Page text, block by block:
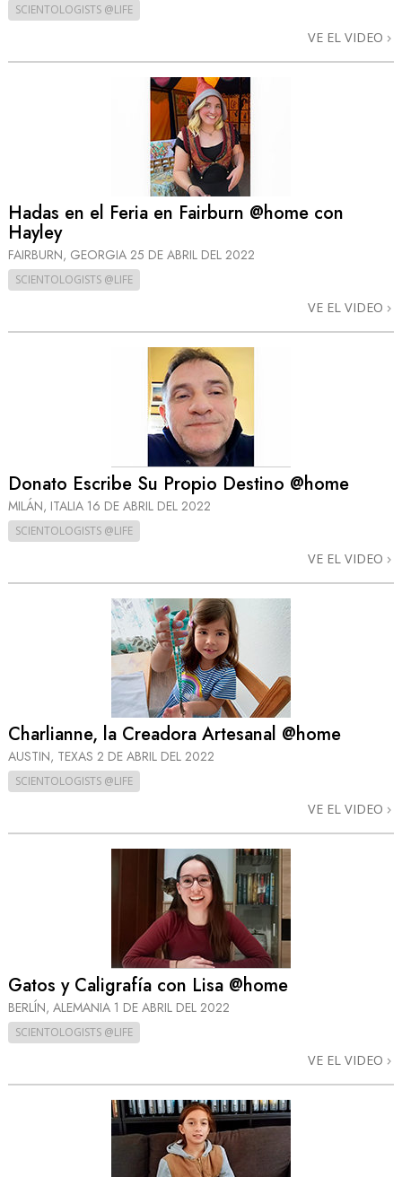
SCIENTOLOGISTS @LIFE
VE EL VIDEO
Hadas en el Feria en Fairburn @home con
Hayley
FAIRBURN, GEORGIA 25 DE ABRIL DEL 2022
SCIENTOLOGISTS @LIFE
VE EL VIDEO
Donato Escribe Su Propio Destino @home
MILÁN, ITALIA 16 DE ABRIL DEL 2022
SCIENTOLOGISTS @LIFE
VE EL VIDEO
Charlianne, la Creadora Artesanal @home
AUSTIN, TEXAS 2 DE ABRIL DEL 2022
SCIENTOLOGISTS @LIFE
VE EL VIDEO
Gatos y Caligrafía con Lisa @home
BERLÍN, ALEMANIA 1 DE ABRIL DEL 2022
SCIENTOLOGISTS @LIFE
VE EL VIDEO